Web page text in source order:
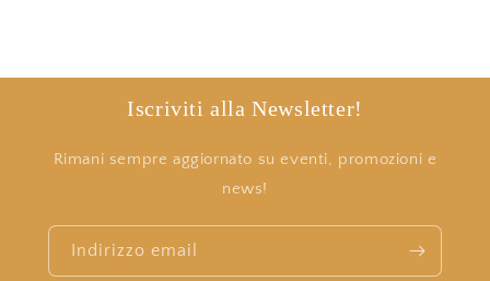
Iscriviti alla Newsletter!
Rimani sempre aggiornato su eventi, promozioni e
news!
Indirizzo email